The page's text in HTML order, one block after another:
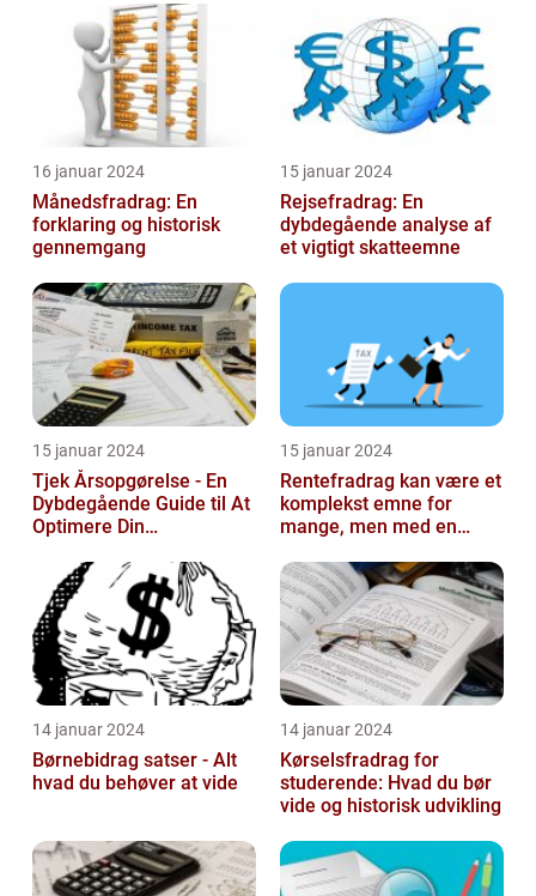
skattefritagelsesprogram
for inves...
16 januar 2024
Månedsfradrag: En
forklaring og historisk
gennemgang
15 januar 2024
Rejsefradrag: En
dybdegående analyse af
et vigtigt skatteemne
15 januar 2024
Tjek Årsopgørelse - En
Dybdegående Guide til At
Optimere Din
15 januar 2024
Rentefradrag kan være et
komplekst emne for
mange, men med en
kan man nemt og ...
14 januar 2024
Børnebidrag satser - Alt
hvad du behøver at vide
14 januar 2024
Kørselsfradrag for
studerende: Hvad du bør
vide og historisk udvikling